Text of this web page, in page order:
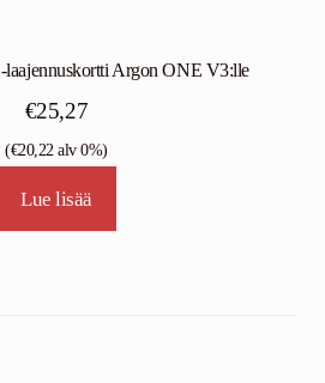
Argon ONE V3:lle
€25,27
(€20,22 alv 0%)
Lue lisää